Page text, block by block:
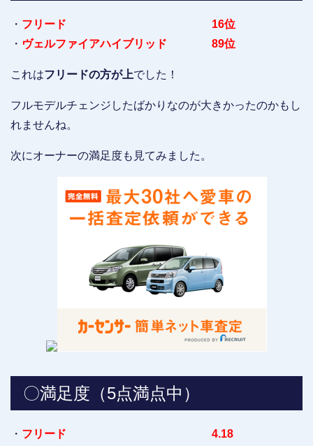
・ フリード 16位
・ ヴェルファイアハイブリッド 89位
これはフリードの方が上でした！
フルモデルチェンジしたばかりなのが大きかったのかもし
れませんね。
次にオーナーの満足度も見てみました。
〇満足度（5点満点中）
・ フリード 4.18